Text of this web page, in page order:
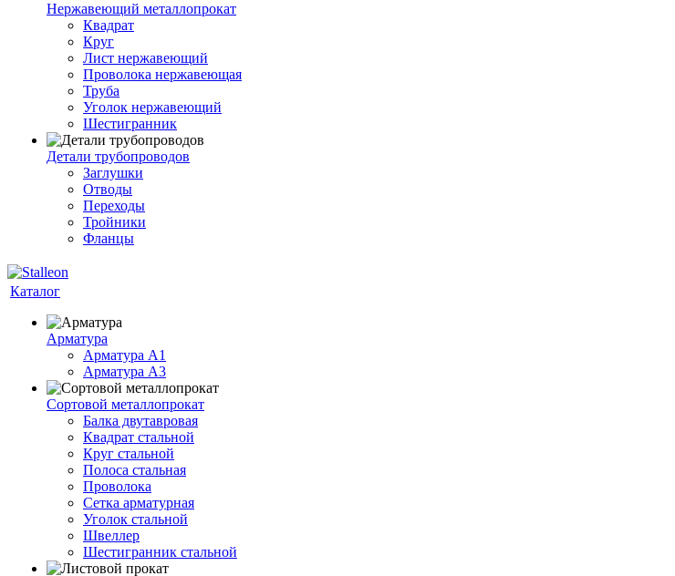
Нержавеющий металлопрокат
Квадрат
Круг
Лист нержавеющий
Проволока нержавеющая
Труба
Уголок нержавеющий
Шестигранник
Детали трубопроводов
Заглушки
Отводы
Переходы
Тройники
Фланцы
Каталог
Арматура
Арматура A1
Арматура А3
Сортовой металлопрокат
Балка двутавровая
Квадрат стальной
Круг стальной
Полоса стальная
Проволока
Сетка арматурная
Уголок стальной
Швеллер
Шестигранник стальной